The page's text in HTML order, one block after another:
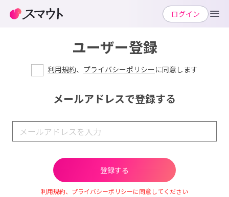
ユーザー登録
利用規約、 プライバシーポリシーに同意します
メールアドレスで登録する
利用規約、プライバシーポリシーに同意してください
ログイン